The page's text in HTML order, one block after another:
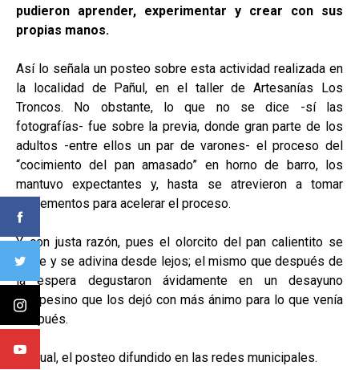
pudieron aprender, experimentar y crear con sus
propias manos.
Así lo señala un posteo sobre esta actividad realizada en
la localidad de Pañul, en el taller de Artesanías Los
Troncos. No obstante, lo que no se dice -sí las
fotografías- fue sobre la previa, donde gran parte de los
adultos -entre ellos un par de varones- el proceso del
“cocimiento del pan amasado” en horno de barro, los
mantuvo expectantes y, hasta se atrevieron a tomar
implementos para acelerar el proceso.
Y, con justa razón, pues el olorcito del pan calientito se
huele y se adivina desde lejos; el mismo que después de
la espera degustaron ávidamente en un desayuno
campesino que los dejó con más ánimo para lo que venía
después.
Textual, el posteo difundido en las redes municipales.